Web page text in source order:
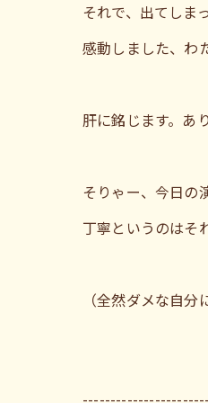
それで、出てしま
感動しました、わ
肝に銘じます。あ
そりゃー、今日の
丁寧というのはそ
（全然ダメな自分